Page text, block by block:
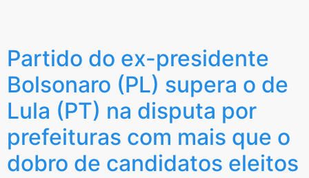
Partido do ex-presidente
Bolsonaro (PL) supera o de
Lula (PT) na disputa por
prefeituras com mais que o
dobro de candidatos eleitos